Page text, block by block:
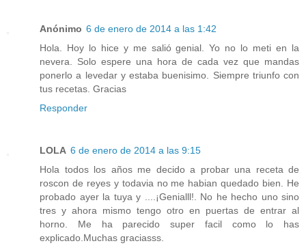
Anónimo 6 de enero de 2014 a las 1:42
Hola. Hoy lo hice y me salió genial. Yo no lo meti en la
nevera. Solo espere una hora de cada vez que mandas
ponerlo a levedar y estaba buenisimo. Siempre triunfo con
tus recetas. Gracias
Responder
LOLA 6 de enero de 2014 a las 9:15
Hola todos los años me decido a probar una receta de
roscon de reyes y todavia no me habian quedado bien. He
probado ayer la tuya y ....¡Genialll!. No he hecho uno sino
tres y ahora mismo tengo otro en puertas de entrar al
horno. Me ha parecido super facil como lo has
explicado.Muchas graciasss.